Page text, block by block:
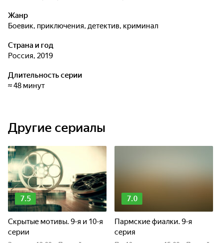
Жанр
боевик, приключения, детектив, криминал
Страна и год
Россия, 2019
Длительность серии
≈ 48 минут
Другие сериалы
7.5
Скрытые мотивы. 9-я и 10-я
серии
7.0
Пармские фиалки. 9-я
серия